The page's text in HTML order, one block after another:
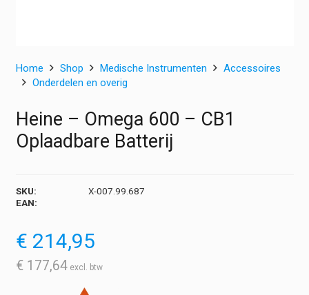
Home Shop Medische Instrumenten
Accessoires
Onderdelen en overig
Heine – Omega 600 – CB1
Oplaadbare Batterij
SKU:
X-007.99.687
EAN:
€ 214,95
€ 177,64